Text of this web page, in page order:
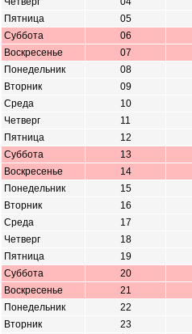
Пятница
05
Суббота
06
Воскресенье
07
Понедельник
08
Вторник
09
Среда
10
Четверг
11
Пятница
12
Суббота
13
Воскресенье
14
Понедельник
15
Вторник
16
Среда
17
Четверг
18
Пятница
19
Суббота
20
Воскресенье
21
Понедельник
22
Вторник
23